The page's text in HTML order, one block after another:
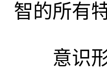
智的所有
意识形